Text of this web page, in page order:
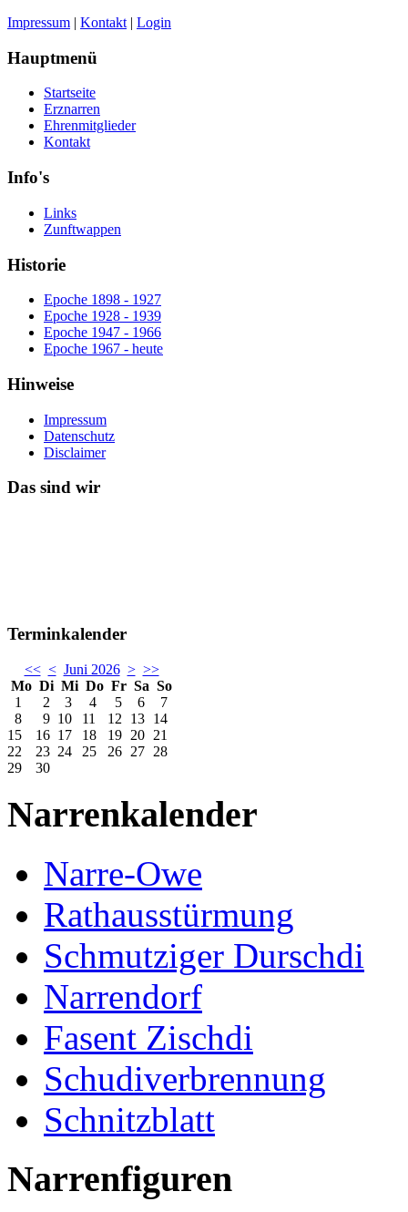
Impressum | Kontakt | Login
Hauptmenü
Startseite
Erznarren
Ehrenmitglieder
Kontakt
Info's
Links
Zunftwappen
Historie
Epoche 1898 - 1927
Epoche 1928 - 1939
Epoche 1947 - 1966
Epoche 1967 - heute
Hinweise
Impressum
Datenschutz
Disclaimer
Das sind wir
Terminkalender
<< < Juni 2026 > >>
Mo Di Mi Do Fr Sa So
1
2 3 4 5 6
7
8
9 10 11 12 13 14
15
16 17 18 19 20 21
22
23 24 25 26 27 28
29
30
Narrenkalender
Narre-Owe
Rathausstürmung
Schmutziger Durschdi
Narrendorf
Fasent Zischdi
Schudiverbrennung
Schnitzblatt
Narrenfiguren